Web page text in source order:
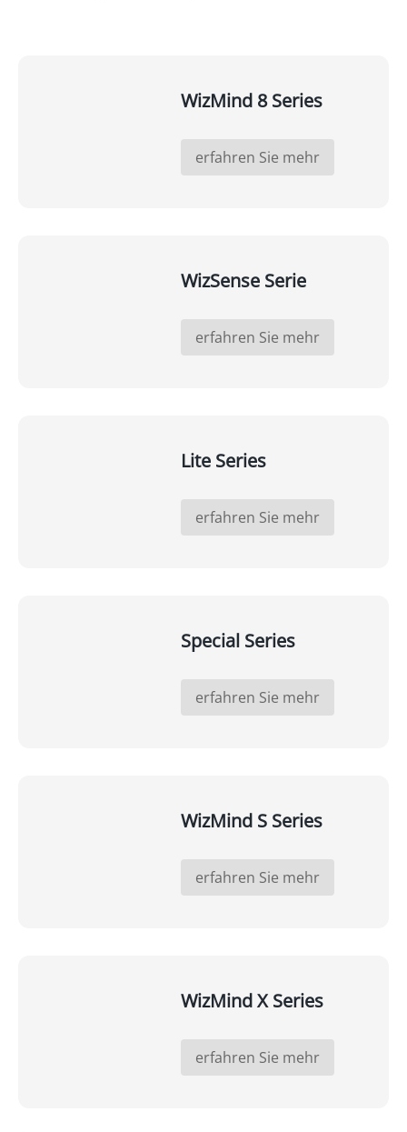
WizMind 8 Series
erfahren Sie mehr
WizSense Serie
erfahren Sie mehr
Lite Series
erfahren Sie mehr
Special Series
erfahren Sie mehr
WizMind S Series
erfahren Sie mehr
WizMind X Series
erfahren Sie mehr